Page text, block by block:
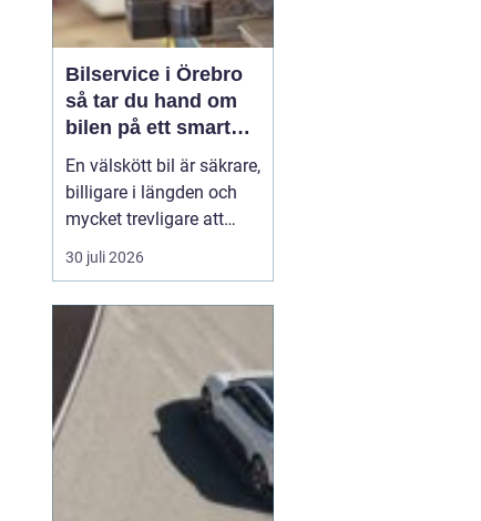
Bilservice i Örebro
så tar du hand om
bilen på ett smart
sätt
En välskött bil är säkrare,
billigare i längden och
mycket trevligare att
köra. Trots det väntar
många bilägare i Örebro
och reparationer. I den
här artikeln får du en
enkel genomgång av
hu...
30 juli 2026